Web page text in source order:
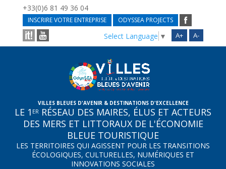
+33(0)6 81 49 36 04
INSCRIRE VOTRE ENTREPRISE ODYSSEA PROJECTS
A+ A-
Select Language ▼
VILLES BLEUES D'AVENIR & DESTINATIONS D'EXCELLENCE
LE 1 ER RÉSEAU DES MAIRES, ÉLUS ET ACTEURS
DES MERS ET LITTORAUX DE L'ÉCONOMIE
BLEUE TOURISTIQUE
LES TERRITOIRES QUI AGISSENT POUR LES TRANSITIONS
ÉCOLOGIQUES, CULTURELLES, NUMÉRIQUES ET
INNOVATIONS SOCIALES